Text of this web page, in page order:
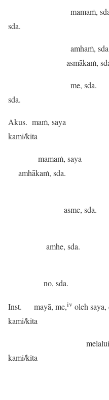
mamaṁ,
sda.
amhaṁ,
asmākaṁ,
me,
sda.
Akus.
kami/kita
amhākaṁ, sda.
asme, sda.
amhe, sda.
no, sda.
Inst. mayā, me,iv oleh
kami/kita
melalui
kami/kita
melalui